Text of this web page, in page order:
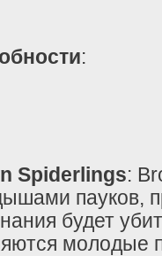
:
Spiderlings:
пауков,
будет
молодые